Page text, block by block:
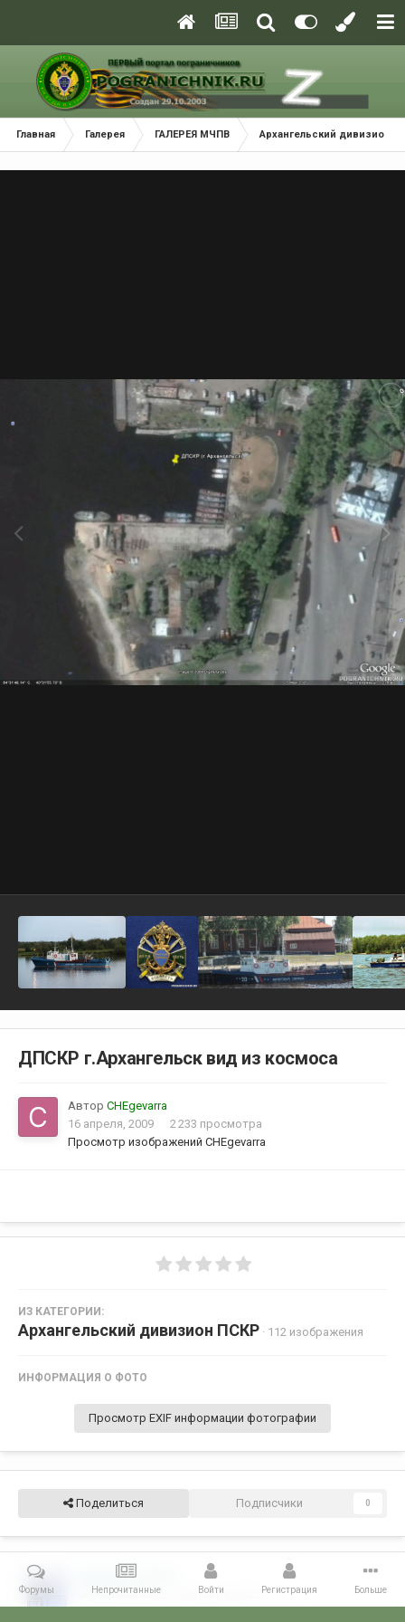
Главная Галерея ГАЛЕРЕЯ МЧПВ Архангельский дивизион
ДПСКР г.Архангельск вид из космоса
Автор CHEgevarra
16 апреля, 2009
2 233 просмотра
Просмотр изображений CHEgevarra
ИЗ КАТЕГОРИИ:
Архангельский дивизион ПСКР · 112 изображения
ИНФОРМАЦИЯ О ФОТО
Просмотр EXIF информации фотографии
Поделиться Подписчики 0
swyazist1.0
Опубликовано 21 сентября, 2022
Форумы Непрочитанные Войти Регистрация Больше